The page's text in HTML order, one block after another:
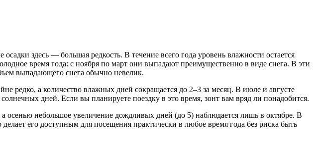
здесь — большая редкость. В течение всего года уровень влажности остается
время года: с ноября по март они выпадают преимущественно в виде снега. В эти
выпадающего снега обычно невелик.
редко, а количество влажных дней сокращается до 2–3 за месяц. В июле и августе
дней. Если вы планируете поездку в это время, зонт вам вряд ли понадобится.
осенью небольшое увеличение дождливых дней (до 5) наблюдается лишь в октябре. В
его доступным для посещения практически в любое время года без риска быть